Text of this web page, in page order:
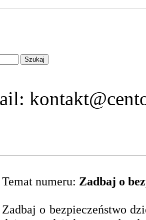
Temat numeru: Zadbaj o
Zadbaj o bezpieczeństwo